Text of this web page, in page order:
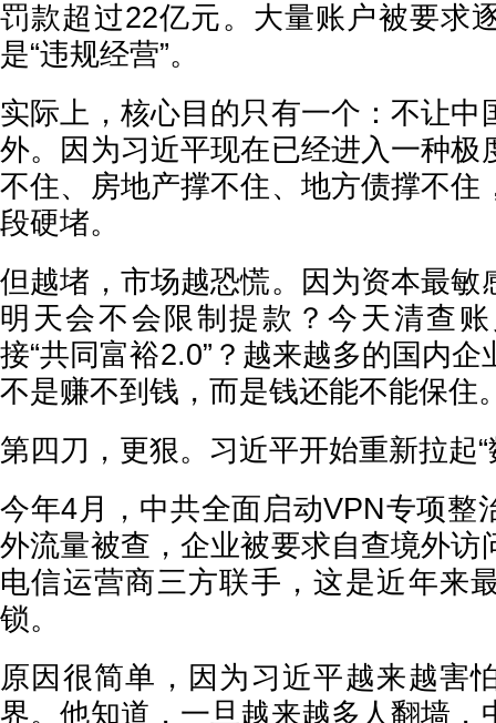
罚款超过22亿元。大量账户被要求
是“违规经营”。
实际上，核心目的只有一个：不让中
外。因为习近平现在已经进入一种极
不住、房地产撑不住、地方债撑不住
段硬堵。
但越堵，市场越恐慌。因为资本最敏
明天会不会限制提款？今天清查
接“共同富裕2.0”？越来越多的国内
不是赚不到钱，而是钱还能不能保住
第四刀，更狠。习近平开始重新拉起“
今年4月，中共全面启动VPN专项整
外流量被查，企业被要求自查境外访
电信运营商三方联手，这是近年来
锁。
原因很简单，因为习近平越来越害
界。他知道，一旦越来越多人翻墙，